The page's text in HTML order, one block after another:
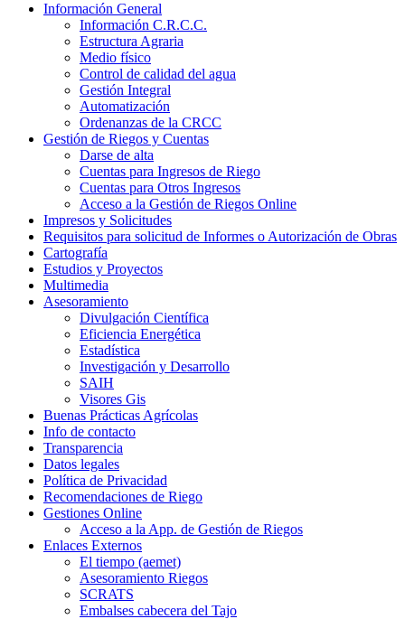
Información General
Información C.R.C.C.
Estructura Agraria
Medio físico
Control de calidad del agua
Gestión Integral
Automatización
Ordenanzas de la CRCC
Gestión de Riegos y Cuentas
Darse de alta
Cuentas para Ingresos de Riego
Cuentas para Otros Ingresos
Acceso a la Gestión de Riegos Online
Impresos y Solicitudes
Requisitos para solicitud de Informes o Autorización de Obras
Cartografía
Estudios y Proyectos
Multimedia
Asesoramiento
Divulgación Científica
Eficiencia Energética
Estadística
Investigación y Desarrollo
SAIH
Visores Gis
Buenas Prácticas Agrícolas
Info de contacto
Transparencia
Datos legales
Política de Privacidad
Recomendaciones de Riego
Gestiones Online
Acceso a la App. de Gestión de Riegos
Enlaces Externos
El tiempo (aemet)
Asesoramiento Riegos
SCRATS
Embalses cabecera del Tajo